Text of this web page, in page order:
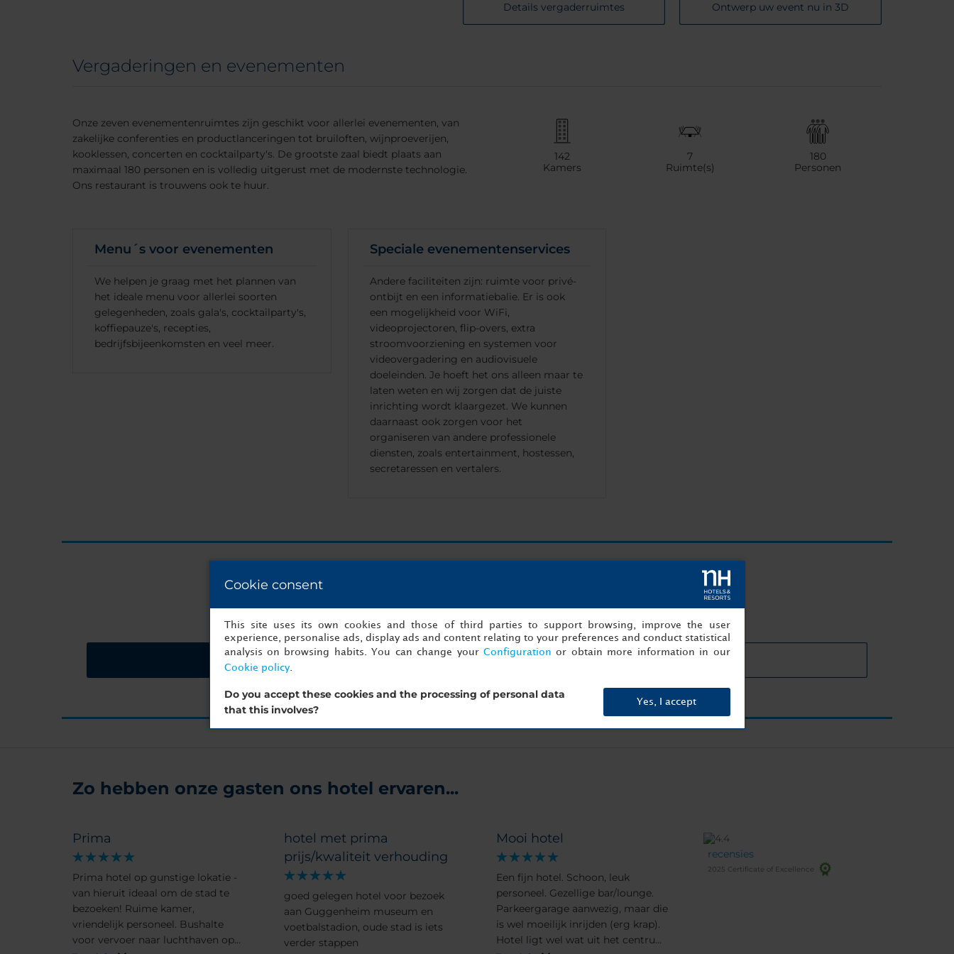
Details vergaderruimtes Ontwerp uw event nu in 3D
Vergaderingen en evenementen
Onze zeven evenementenruimtes zijn geschikt voor allerlei evenementen, van
zakelijke conferenties en productlanceringen tot bruiloften, wijnproeverijen,
kooklessen, concerten en cocktailparty's. De grootste zaal biedt plaats aan
maximaal 180 personen en is volledig uitgerust met de modernste technologie.
Ons restaurant is trouwens ook te huur.
142
Kamers
7
Ruimte(s)
180
Personen
Menu´s voor evenementen
We helpen je graag met het plannen van
het ideale menu voor allerlei soorten
gelegenheden, zoals gala's, cocktailparty's,
koffiepauze's, recepties,
bedrijfsbijeenkomsten en veel meer.
Speciale evenementenservices
Andere faciliteiten zijn: ruimte voor privé-
ontbijt en een informatiebalie. Er is ook
een mogelijkheid voor WiFi,
videoprojectoren, flip-overs, extra
stroomvoorziening en systemen voor
videovergadering en audiovisuele
doeleinden. Je hoeft het ons alleen maar te
laten weten en wij zorgen dat de juiste
inrichting wordt klaargezet. We kunnen
daarnaast ook zorgen voor het
organiseren van andere professionele
diensten, zoals entertainment, hostessen,
secretaressen en vertalers.
U bent maar één klik verwijderd van uw volgende succesvolle event
Begin nu met organiseren!
Vraag een offerte aan
Zo hebben onze gasten ons hotel ervaren...
Prima
Prima hotel op gunstige lokatie -
van hieruit ideaal om de stad te
bezoeken! Ruime kamer,
vriendelijk personeel. Bushalte
voor vervoer naar luchthaven op
hotel met prima
prijs/kwaliteit verhouding
goed gelegen hotel voor bezoek
aan Guggenheim museum en
voetbalstadion, oude stad is iets
verder stappen
Mooi hotel
Een fijn hotel. Schoon, leuk
personeel. Gezellige bar/lounge.
Parkeergarage aanwezig, maar die
is wel moeilijk inrijden (erg krap).
Hotel ligt wel wat uit het centrum,
recensies
2025 Certificate of Excellence
Cookie consent
This site uses its own cookies and those of third parties to support browsing, improve the user
experience, personalise ads, display ads and content relating to your preferences and conduct statistical
analysis on browsing habits. You can change your Configuration or obtain more information in our
Cookie policy.
Do you accept these cookies and the processing of personal data
that this involves?
Yes, I accept